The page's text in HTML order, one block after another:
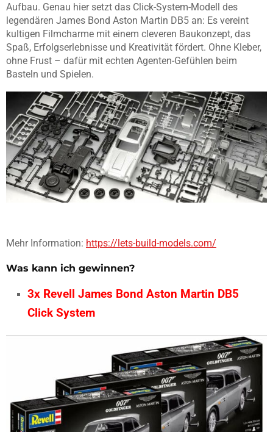
Aufbau. Genau hier setzt das Click-System-Modell des
legendären James Bond Aston Martin DB5 an: Es vereint
kultigen Filmcharme mit einem cleveren Baukonzept, das
Spaß, Erfolgserlebnisse und Kreativität fördert. Ohne Kleber,
ohne Frust – dafür mit echten Agenten-Gefühlen beim
Basteln und Spielen.
Mehr Information: https://lets-build-models.com/
Was kann ich gewinnen?
3x Revell James Bond Aston Martin DB5
Click System